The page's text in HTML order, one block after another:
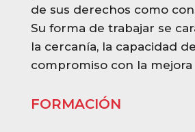
de sus derechos como
Su forma de trabajar se
la cercanía, la capacidad
compromiso con la mejora
FORMACIÓN